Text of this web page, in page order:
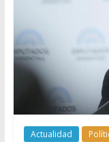
Actualidad